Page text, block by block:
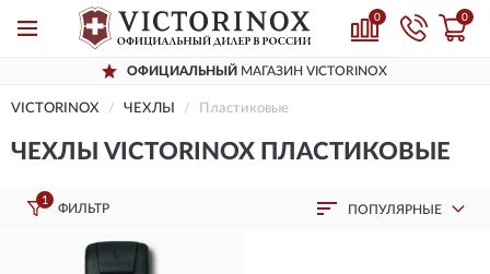
0 0
ОФИЦИАЛЬНЫЙ МАГАЗИН VICTORINOX
VICTORINOX ЧЕХЛЫ Пластиковые
ЧЕХЛЫ VICTORINOX ПЛАСТИКОВЫЕ
1
ФИЛЬТР ПОПУЛЯРНЫЕ